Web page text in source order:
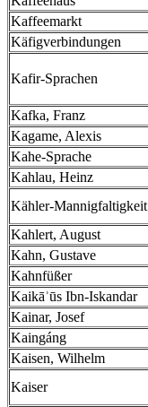
Kaffeemarkt
Käfigverbindungen
Kafir-Sprachen
Kafka, Franz
Kagame, Alexis
Kahe-Sprache
Kahlau, Heinz
Kähler-Mannigfaltigkeit
Kahlert, August
Kahn, Gustave
Kahnfüßer
Kaikāʾūs Ibn-Iskandar
Kainar, Josef
Kaingáng
Kaisen, Wilhelm
Kaiser